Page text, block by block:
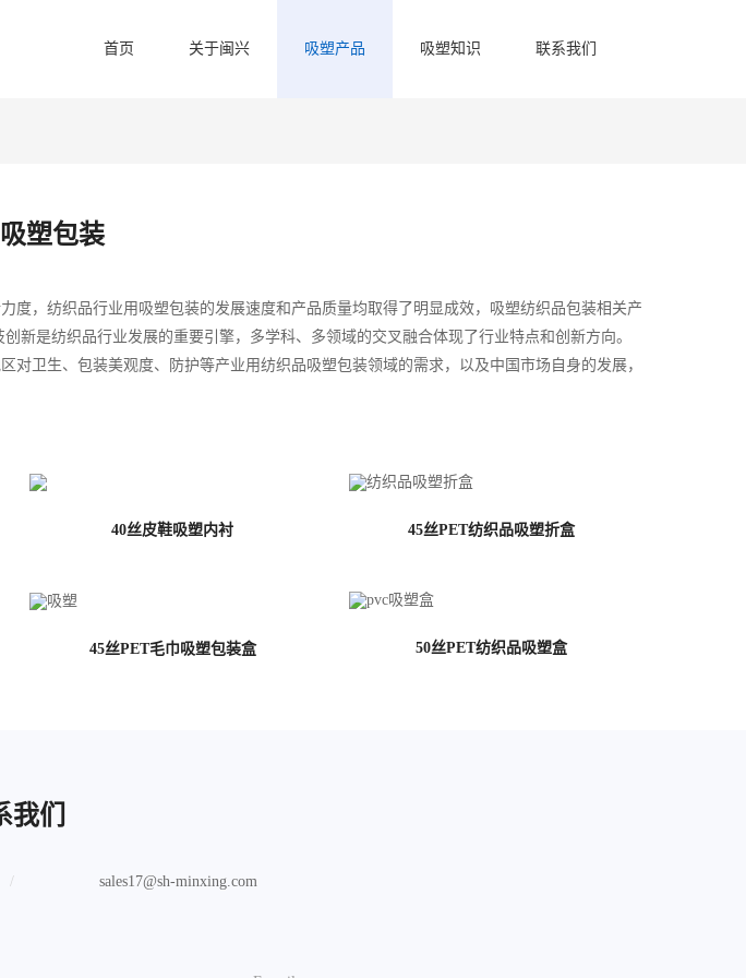
首页 关于闽兴 吸塑产品 吸塑知识 联系我们
塑包装
，纺织品行业用吸塑包装的发展速度和产品质量均取得了明显成效，吸塑纺织品包装相关产
是纺织品行业发展的重要引擎，多学科、多领域的交叉融合体现了行业特点和创新方向。
卫生、包装美观度、防护等产业用纺织品吸塑包装领域的需求，以及中国市场自身的发展，
40丝皮鞋吸塑内衬 45丝PET纺织品吸塑折盒
45丝PET毛巾吸塑包装盒 50丝PET纺织品吸塑盒
我们
sales17@sh-minxing.com